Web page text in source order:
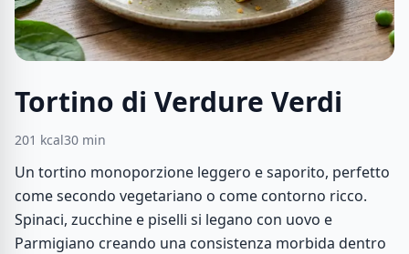
Tortino di Verdure Verdi
201 kcal30 min
Un tortino monoporzione leggero e saporito, perfetto
come secondo vegetariano o come contorno ricco.
Spinaci, zucchine e piselli si legano con uovo e
Parmigiano creando una consistenza morbida dentro